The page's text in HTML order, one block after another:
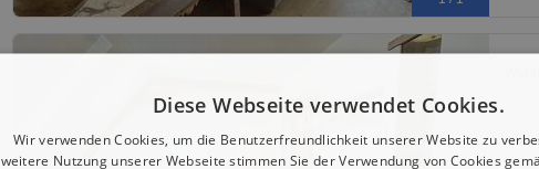
Diese Webseite verwendet Cookies.
Wir verwenden Cookies, um die Benutzerfreundlichkeit unserer Website zu
weitere Nutzung unserer Webseite stimmen Sie der Verwendung von Cookies